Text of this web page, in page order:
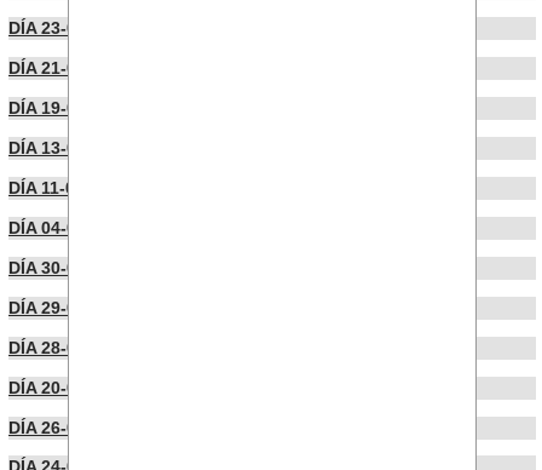
DÍA 23-07-2022
DÍA 21-07-2022
DÍA 19-07-2022
DÍA 13-07-2022
DÍA 11-07-2022
DÍA 04-07-2022
DÍA 30-06-2022
DÍA 29-06-2022
DÍA 28-06-2022
DÍA 20-06-2022
DÍA 26-05-2022